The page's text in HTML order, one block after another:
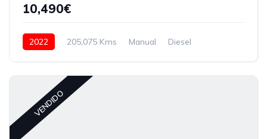
10,490€
2022 205,075 Kms Manual Diesel
VENDIDO